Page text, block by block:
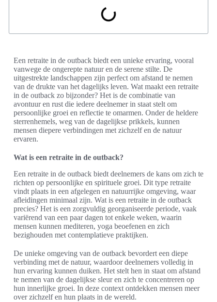
Een retraite in de outback biedt een unieke ervaring, vooral
vanwege de ongerepte natuur en de serene stilte. De
uitgestrekte landschappen zijn perfect om afstand te nemen
van de drukte van het dagelijks leven. Wat maakt een retraite
in de outback zo bijzonder? Het is de combinatie van
avontuur en rust die iedere deelnemer in staat stelt om
persoonlijke groei en reflectie te omarmen. Onder de heldere
sterrenhemels, weg van de dagelijkse prikkels, kunnen
mensen diepere verbindingen met zichzelf en de natuur
ervaren.
Wat is een retraite in de outback?
Een retraite in de outback biedt deelnemers de kans om zich te
richten op persoonlijke en spirituele groei. Dit type retraite
vindt plaats in een afgelegen en natuurrijke omgeving, waar
afleidingen minimaal zijn. Wat is een retraite in de outback
precies? Het is een zorgvuldig georganiseerde periode, vaak
variërend van een paar dagen tot enkele weken, waarin
mensen kunnen mediteren, yoga beoefenen en zich
bezighouden met contemplatieve praktijken.
De unieke omgeving van de outback bevordert een diepe
verbinding met de natuur, waardoor deelnemers volledig in
hun ervaring kunnen duiken. Het stelt hen in staat om afstand
te nemen van de dagelijkse sleur en zich te concentreren op
hun innerlijke groei. In deze context ontdekken mensen meer
over zichzelf en hun plaats in de wereld.